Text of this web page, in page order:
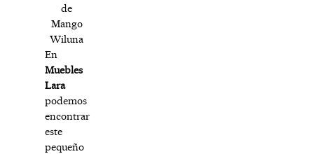
de
Mango
Wiluna
En
Muebles
Lara
podemos
encontrar
este
pequeño